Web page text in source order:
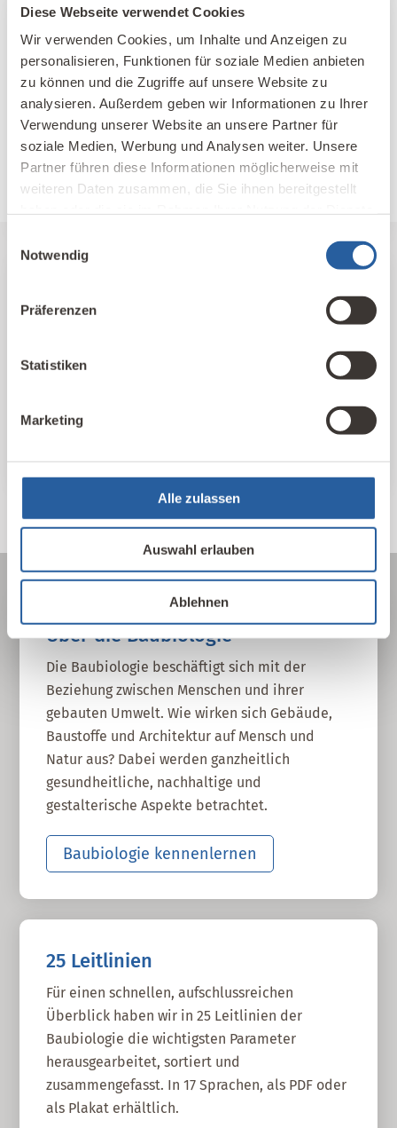
Diese Webseite verwendet Cookies
Wir verwenden Cookies, um Inhalte und Anzeigen zu
personalisieren, Funktionen für soziale Medien anbieten
zu können und die Zugriffe auf unsere Website zu
analysieren. Außerdem geben wir Informationen zu Ihrer
Verwendung unserer Website an unsere Partner für
soziale Medien, Werbung und Analysen weiter. Unsere
Partner führen diese Informationen möglicherweise mit
weiteren Daten zusammen, die Sie ihnen bereitgestellt
Notwendig
Präferenzen
Statistiken
Marketing
Alle zulassen
Auswahl erlauben
Ablehnen
Nachhaltig weiterbilden
Know-how, Zusatzqualifikationen und neue
berufliche Möglichkeiten für Baufachleute
sowie alle, die sich für gesundes, nachhaltiges
Bauen und Wohnen interessieren.
Fernlehrgang Baubiologie IBN
Kontakte im In- und Ausland nach Standort
Über die Baubiologie
Die Baubiologie beschäftigt sich mit der
Beziehung zwischen Menschen und ihrer
gebauten Umwelt. Wie wirken sich Gebäude,
Baustoffe und Architektur auf Mensch und
Natur aus? Dabei werden ganzheitlich
gesundheitliche, nachhaltige und
gestalterische Aspekte betrachtet.
Baubiologie kennenlernen
25 Leitlinien
Für einen schnellen, aufschlussreichen
Überblick haben wir in 25 Leitlinien der
Baubiologie die wichtigsten Parameter
herausgearbeitet, sortiert und
zusammengefasst. In 17 Sprachen, als PDF oder
als Plakat erhältlich.